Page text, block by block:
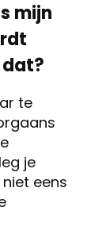
mijn
dat?
te
je
eens